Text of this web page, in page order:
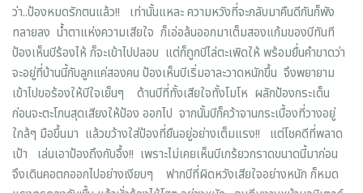
ว่า..ป้องหมดรักตนแล้ว!! เท่านั้นแหละ ความหวังที่จะกลับมาคืนดีกันก็พัง
ทลายลง น้ำตาแห่งความเสียใจ ก็เอ่อล้นออกมาเต็มสองแก้มของบีทันที
ป้องเห็นบีร้องไห้ ก็จะเข้าไปปลอบ แต่ก็ถูกบีไล่ตะเพิดให้ พร้อมยื่นคำขาดว่า
จะอยู่ที่บ้านนี้กับลูกแค่สองคน ป้องเห็นบีเริ่มอาละวาดหนักขึ้น จึงพยายาม
เข้าไปขอร้องให้บีใจเย็นๆ ด้านบีที่ทั้งเสียใจทั้งโมโห ผลักป้องกระเด็น
ก่อนจะตะโกนสุดเสียงให้ป้อง ออกไป จากนั้นบีก็คว้าจานกระเบื้องที่วางอยู่
ใกล้ๆ มือขึ้นมา แล้วขว้างใส่ป้องที่ยืนอยู่อย่างเต็มแรง!! แต่โชคดีที่พลาด
เป้า เล่นเอาป้องถึงกับอึ้ง!! เพราะไม่เคยเห็นบีเกร้ยวกราดขนาดนี้มาก่อน
จึงเดินคอตกออกไปอย่างเงียบๆ ฟากบีที่ผิดหวังเสียใจอย่างหนัก ก็หมด